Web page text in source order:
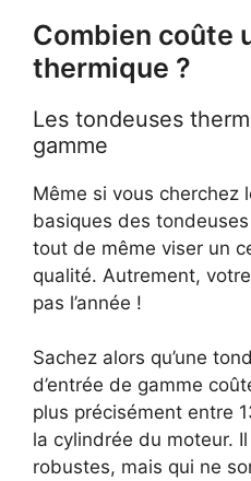
Combien coûte
thermique ?
Les tondeuses
gamme
Même si vous cherchez
basiques des
tout de même viser un
qualité. Autrement,
pas l’année !
Sachez alors qu’une
d’entrée de gamme
plus précisément entre
la cylindrée du moteur.
robustes, mais qui ne